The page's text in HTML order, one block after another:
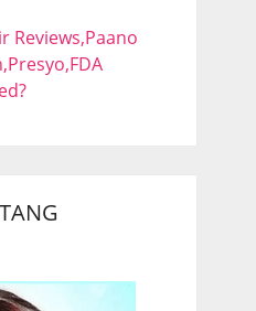
Reviews,Paano